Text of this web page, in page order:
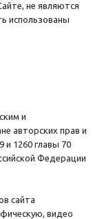
не являются
использованы
и
авторских прав и
и 1260 главы 70
Федерации
сайта
видео